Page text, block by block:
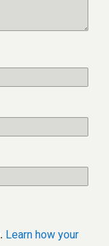
Learn how your